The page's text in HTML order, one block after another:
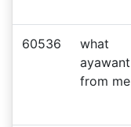
60536
what
ayawant
from me